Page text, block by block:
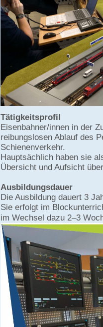
Tätigkeitsprofil
Eisenbahner/innen in der
reibungslosen Ablauf des
Schienenverkehr.
Hauptsächlich haben sie
Übersicht und Aufsicht
Ausbildungsdauer
Die Ausbildung dauert 3
Sie erfolgt im
im Wechsel dazu 2–3